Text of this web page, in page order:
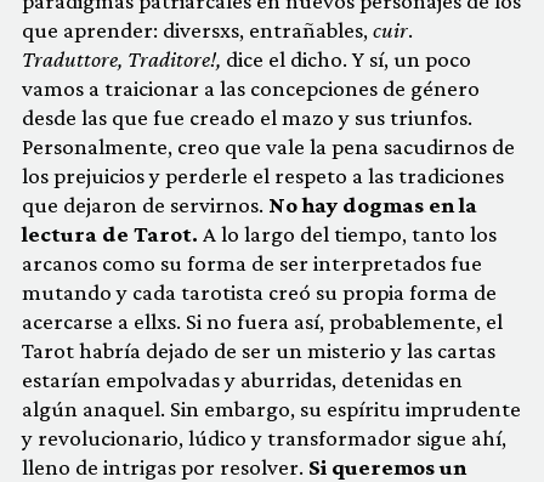
que aprender: diversxs, entrañables, cuir.
Traduttore, Traditore!, dice el dicho. Y sí, un poco
vamos a traicionar a las concepciones de género
desde las que fue creado el mazo y sus triunfos.
Personalmente, creo que vale la pena sacudirnos de
los prejuicios y perderle el respeto a las tradiciones
que dejaron de servirnos. No hay dogmas en la
lectura de Tarot. A lo largo del tiempo, tanto los
arcanos como su forma de ser interpretados fue
mutando y cada tarotista creó su propia forma de
acercarse a ellxs. Si no fuera así, probablemente, el
Tarot habría dejado de ser un misterio y las cartas
estarían empolvadas y aburridas, detenidas en
algún anaquel. Sin embargo, su espíritu imprudente
y revolucionario, lúdico y transformador sigue ahí,
lleno de intrigas por resolver. Si queremos un